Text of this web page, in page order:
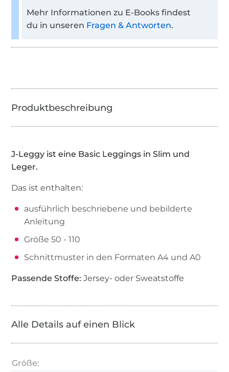
Mehr Informationen zu E-Books findest
du in unseren Fragen & Antworten.
J-Leggy ist eine Basic Leggings in Slim und
Leger.
Das ist enthalten:
ausführlich beschriebene und bebilderte
Anleitung
Größe 50 - 110
Schnittmuster in den Formaten A4 und A0
Passende Stoffe: Jersey- oder Sweatstoffe
Alle Details auf einen Blick
Größe: